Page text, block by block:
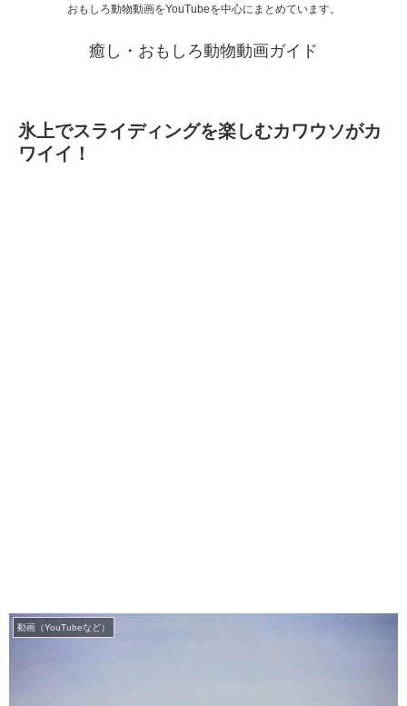
おもしろ動物動画をYouTubeを中心にまとめています。
癒し・おもしろ動物動画ガイド
氷上でスライディングを楽しむカワウソがカ
ワイイ！
動画（YouTubeなど）